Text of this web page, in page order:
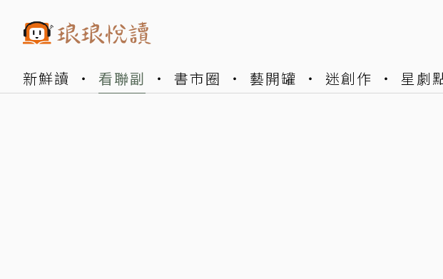
新鮮讀 看聯副 書市圈 藝開罐 迷創作 星劇